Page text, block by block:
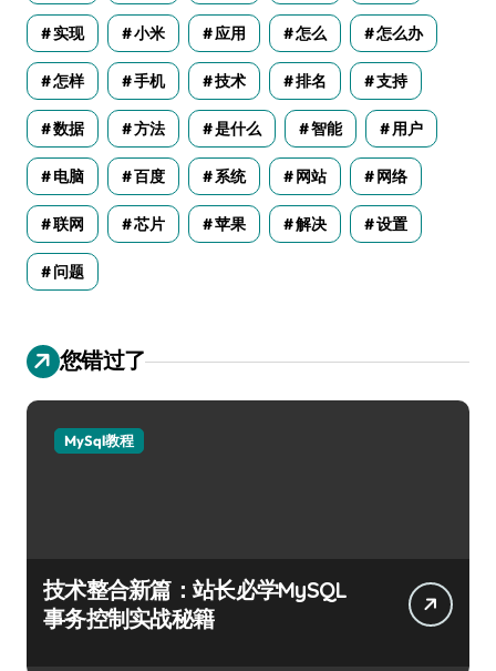
实现 小米 应用 怎么 怎么办
怎样 手机 技术 排名 支持
数据 方法 是什么 智能 用户
电脑 百度 系统 网站 网络
联网 芯片 苹果 解决 设置
问题
您错过了
MySql教程
技术整合新篇：站长必学MySQL
事务控制实战秘籍